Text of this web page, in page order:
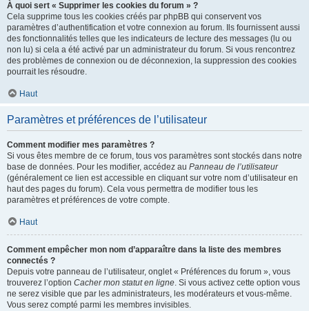
À quoi sert « Supprimer les cookies du forum » ?
Cela supprime tous les cookies créés par phpBB qui conservent vos
paramètres d’authentification et votre connexion au forum. Ils fournissent aussi
des fonctionnalités telles que les indicateurs de lecture des messages (lu ou
non lu) si cela a été activé par un administrateur du forum. Si vous rencontrez
des problèmes de connexion ou de déconnexion, la suppression des cookies
pourrait les résoudre.
Haut
Paramètres et préférences de l’utilisateur
Comment modifier mes paramètres ?
Si vous êtes membre de ce forum, tous vos paramètres sont stockés dans notre
base de données. Pour les modifier, accédez au Panneau de l’utilisateur
(généralement ce lien est accessible en cliquant sur votre nom d’utilisateur en
haut des pages du forum). Cela vous permettra de modifier tous les
paramètres et préférences de votre compte.
Haut
Comment empêcher mon nom d’apparaître dans la liste des membres
connectés ?
Depuis votre panneau de l’utilisateur, onglet « Préférences du forum », vous
trouverez l’option Cacher mon statut en ligne. Si vous activez cette option vous
ne serez visible que par les administrateurs, les modérateurs et vous-même.
Vous serez compté parmi les membres invisibles.